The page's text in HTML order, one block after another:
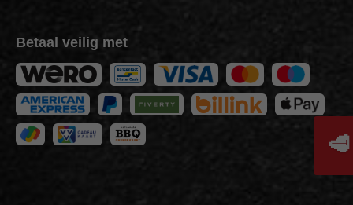
Betaal veilig met
🥩